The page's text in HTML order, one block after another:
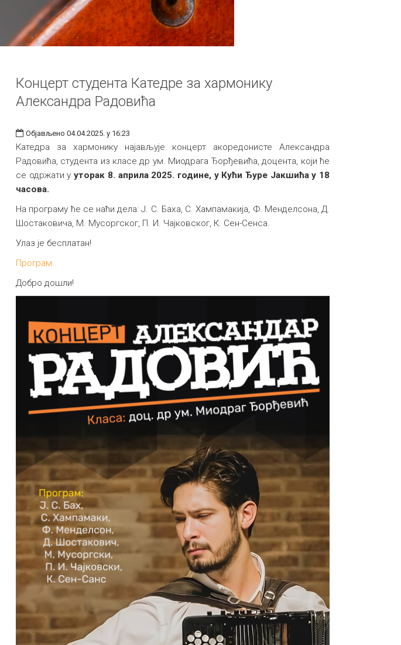
Концерт студента Катедре за хармонику
Александра Радовића
Објављено 04.04.2025. у 16:23
Катедра за хармонику најављује концерт акоредонисте Александра
Радовића, студента из класе др ум. Миодрага Ђорђевића, доцента, који ће
се одржати ууторак 8. априла 2025. године, у Кући Ђуре Јакшића у 18
часова.
На програму ће се наћи дела: Ј. С. Баха, С. Хампамакија, Ф. Менделсона, Д.
Шостаковича, М. Мусоргског, П. И. Чајковског, К. Сен-Сенса.
Улаз је бесплатан!
Програм
Добро дошли!